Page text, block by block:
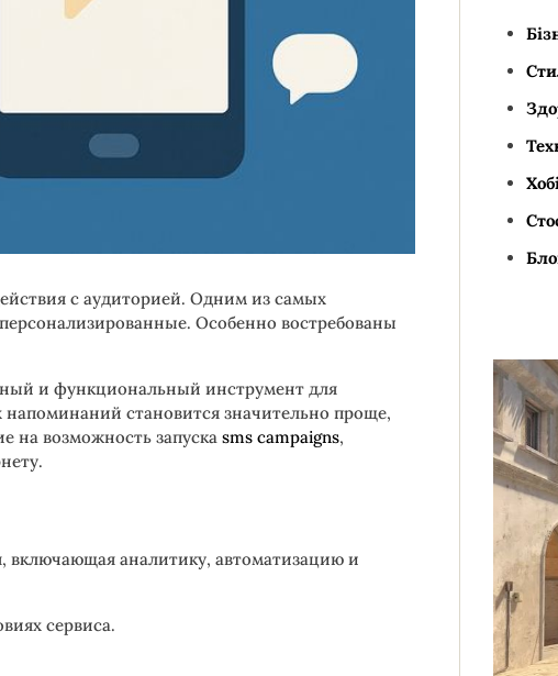
с аудиторией. Одним из самых
Особенно востребованы
и функциональный инструмент для
становится значительно проще,
на возможность запуска sms campaigns,
включающая аналитику, автоматизацию и
сервиса.